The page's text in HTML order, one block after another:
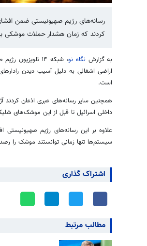
رسانه‌های رژیم صهیونیستی ضمن
کردند که زمان هشدار حملات موشکی
به گزارشنگاه نو
، شبکه ۱۴
اراضی اشغالی به دلیل آسیب دیدن
است.
همچنین سایر رسانه‌های عبری اذعان
داخلی اسرائیل تا قبل از این موشک‌های شلیک شده از ایران
علاوه بر این رسانه‌های رژیم
سیستم‌ها تنها زمانی توانستند موشک را
اشتراک گذاری
مطالب مرتبط